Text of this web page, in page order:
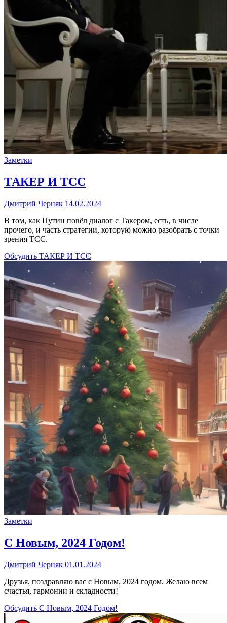
Заметки
ТАКЕР И ТСС
Дмитрий Черняк 14.02.2024
В том, как Путин повёл диалог с Такером, есть, в числе
прочего, и часть стратегии, которую можно разобрать с точки
зрения ТСС.
Обсудить ТАКЕР И ТСС
Заметки
С Новым, 2024 Годом!
Дмитрий Черняк 01.01.2024
Друзья, поздравляю вас с Новым, 2024 годом. Желаю всем
счастья, гармонии и складности!
Обсудить С Новым, 2024 Годом!